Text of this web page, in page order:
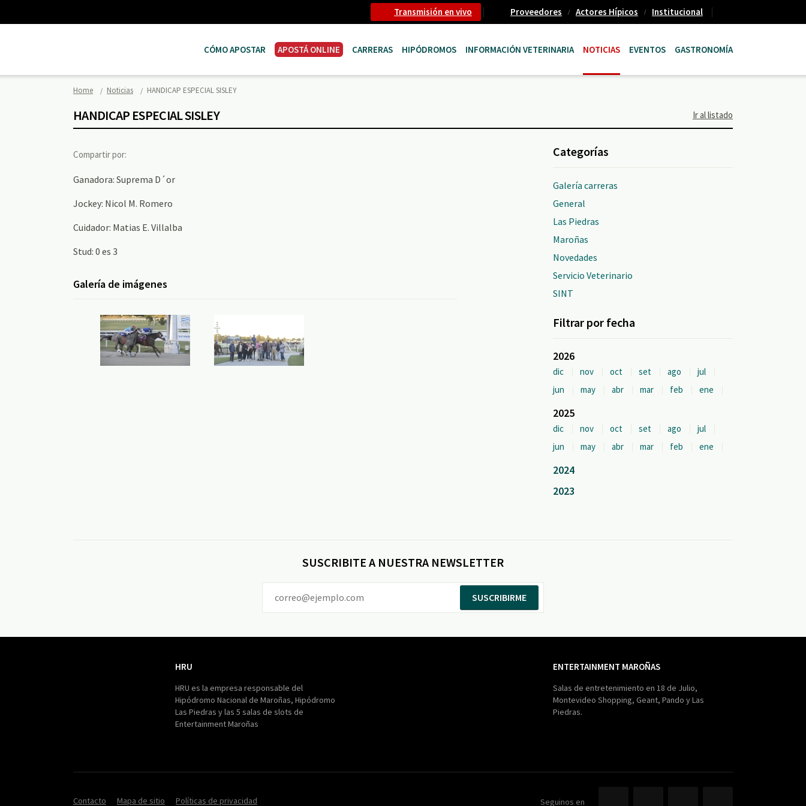
Transmisión en vivo Proveedores Actores Hípicos Institucional
CÓMO APOSTAR APOSTÁ ONLINE CARRERAS HIPÓDROMOS INFORMACIÓN VETERINARIA NOTICIAS EVENTOS GASTRONOMÍA
Home Noticias HANDICAP ESPECIAL SISLEY
HANDICAP ESPECIAL SISLEY Ir al listado
Compartir por:
Ganadora: Suprema D´or
Jockey: Nicol M. Romero
Cuidador: Matias E. Villalba
Stud: 0 es 3
Galería de imágenes
Categorías
Galería carreras
General
Las Piedras
Maroñas
Novedades
Servicio Veterinario
SINT
Filtrar por fecha
2026
dic nov oct set ago
jul
jun
may abr mar feb ene
2025
dic nov oct set ago
jul
jun
may abr mar feb ene
2024
2023
SUSCRIBITE A NUESTRA NEWSLETTER
SUSCRIBIRME
HRU
HRU es la empresa responsable del
Hipódromo Nacional de Maroñas, Hipódromo
Las Piedras y las 5 salas de slots de
Entertainment Maroñas
ENTERTAINMENT MAROÑAS
Salas de entretenimiento en 18 de Julio,
Montevideo Shopping, Geant, Pando y Las
Piedras.
Contacto Mapa de sitio Políticas de privacidad Seguinos en